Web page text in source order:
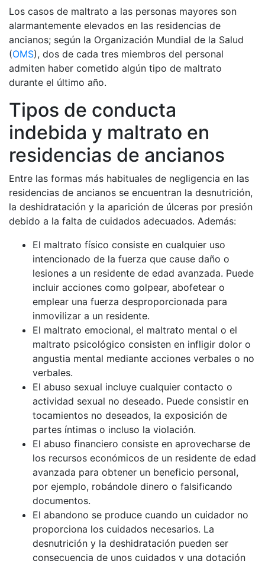
Los casos de maltrato a las personas mayores son
alarmantemente elevados en las residencias de
ancianos; según la Organización Mundial de la Salud
(OMS), dos de cada tres miembros del personal
admiten haber cometido algún tipo de maltrato
durante el último año.
Tipos de conducta
indebida y maltrato en
residencias de ancianos
Entre las formas más habituales de negligencia en las
residencias de ancianos se encuentran la desnutrición,
la deshidratación y la aparición de úlceras por presión
debido a la falta de cuidados adecuados. Además:
El maltrato físico consiste en cualquier uso
intencionado de la fuerza que cause daño o
lesiones a un residente de edad avanzada. Puede
incluir acciones como golpear, abofetear o
emplear una fuerza desproporcionada para
inmovilizar a un residente.
El maltrato emocional, el maltrato mental o el
maltrato psicológico consisten en infligir dolor o
angustia mental mediante acciones verbales o no
verbales.
El abuso sexual incluye cualquier contacto o
actividad sexual no deseado. Puede consistir en
tocamientos no deseados, la exposición de
partes íntimas o incluso la violación.
El abuso financiero consiste en aprovecharse de
los recursos económicos de un residente de edad
avanzada para obtener un beneficio personal,
por ejemplo, robándole dinero o falsificando
documentos.
El abandono se produce cuando un cuidador no
proporciona los cuidados necesarios. La
desnutrición y la deshidratación pueden ser
consecuencia de unos cuidados y una dotación